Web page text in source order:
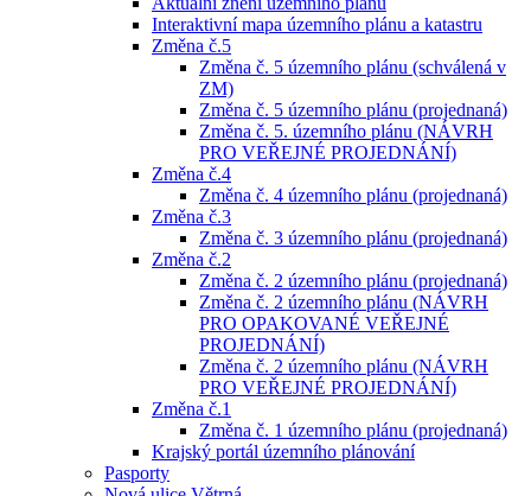
Interaktivní mapa územního plánu a katastru
Změna č.5
Změna č. 5 územního plánu (schválená v
ZM)
Změna č. 5 územního plánu (projednaná)
Změna č. 5. územního plánu (NÁVRH
PRO VEŘEJNÉ PROJEDNÁNÍ)
Změna č.4
Změna č. 4 územního plánu (projednaná)
Změna č.3
Změna č. 3 územního plánu (projednaná)
Změna č.2
Změna č. 2 územního plánu (projednaná)
Změna č. 2 územního plánu (NÁVRH
PRO OPAKOVANÉ VEŘEJNÉ
PROJEDNÁNÍ)
Změna č. 2 územního plánu (NÁVRH
PRO VEŘEJNÉ PROJEDNÁNÍ)
Změna č.1
Změna č. 1 územního plánu (projednaná)
Krajský portál územního plánování
Pasporty